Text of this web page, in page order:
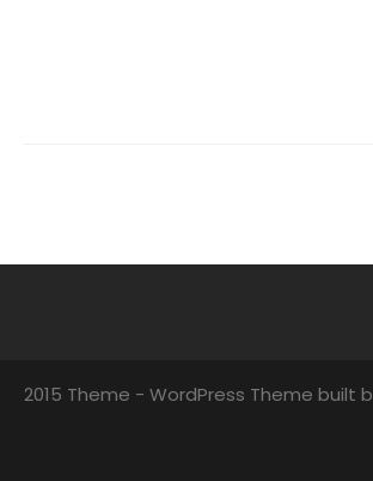
2015 Theme - WordPress Theme built